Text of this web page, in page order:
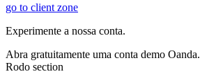
go to client zone
Experimente a nossa conta.
Abra gratuitamente uma conta demo Oanda.
Rodo section